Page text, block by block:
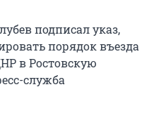
подписал указ,
порядок въезда
в Ростовскую
служба